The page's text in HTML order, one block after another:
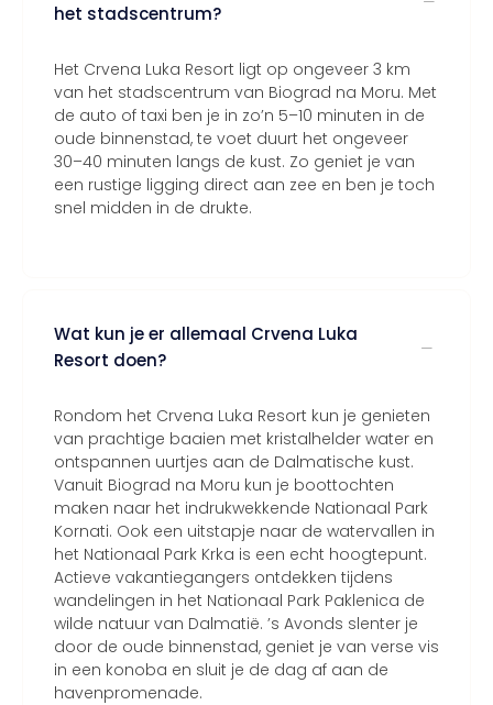
het stadscentrum?
Het Crvena Luka Resort ligt op ongeveer 3 km
van het stadscentrum van Biograd na Moru. Met
de auto of taxi ben je in zo’n 5–10 minuten in de
oude binnenstad, te voet duurt het ongeveer
30–40 minuten langs de kust. Zo geniet je van
een rustige ligging direct aan zee en ben je toch
snel midden in de drukte.
Wat kun je er allemaal Crvena Luka
Resort doen?
Rondom het Crvena Luka Resort kun je genieten
van prachtige baaien met kristalhelder water en
ontspannen uurtjes aan de Dalmatische kust.
Vanuit Biograd na Moru kun je boottochten
maken naar het indrukwekkende Nationaal Park
Kornati. Ook een uitstapje naar de watervallen in
het Nationaal Park Krka is een echt hoogtepunt.
Actieve vakantiegangers ontdekken tijdens
wandelingen in het Nationaal Park Paklenica de
wilde natuur van Dalmatië. ’s Avonds slenter je
door de oude binnenstad, geniet je van verse vis
in een konoba en sluit je de dag af aan de
havenpromenade.